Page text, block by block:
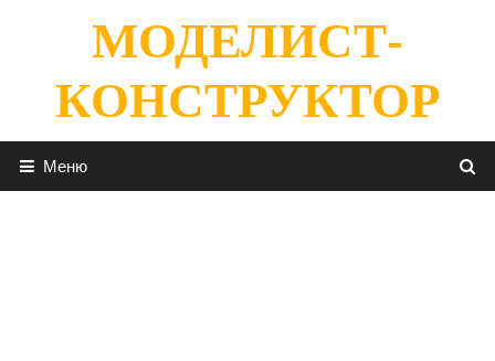
содержимомуМОДЕЛИСТ-
КОНСТРУКТОР
Меню